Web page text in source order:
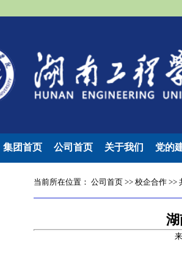
集团首页 公司首页 关于我们 党的
当前所在位置： 公司首页>> 校企合作>>